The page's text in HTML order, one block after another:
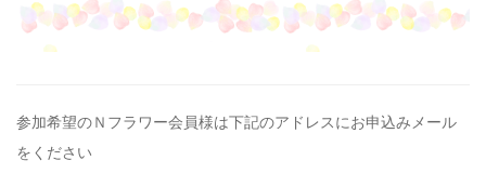
参加希望のＮフラワー会員様は下記のアドレスにお申込みメール
を ください